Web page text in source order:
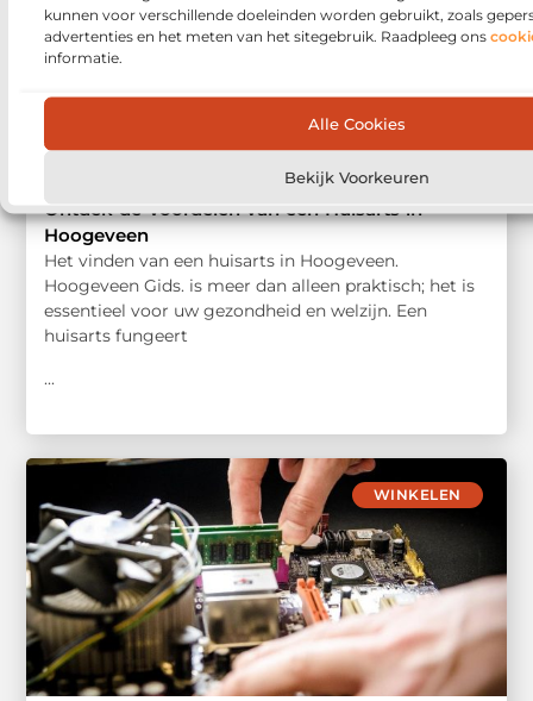
kunnen voor verschillende doeleinden worden gebruikt, zoals
advertenties en het meten van het sitegebruik. Raadpleeg ons
informatie.
Alle Cookies
Bekijk Voorkeuren
Ontdek de Voordelen van een Huisarts in
Hoogeveen
Het vinden van een huisarts in Hoogeveen.
Hoogeveen Gids. is meer dan alleen praktisch; het is
essentieel voor uw gezondheid en welzijn. Een
huisarts fungeert
...
WINKELEN